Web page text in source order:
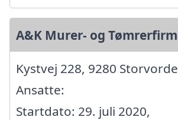
A&K Murer- og
Kystvej 228, 9280 Storvorde
Ansatte:
Startdato: 29. juli 2020,